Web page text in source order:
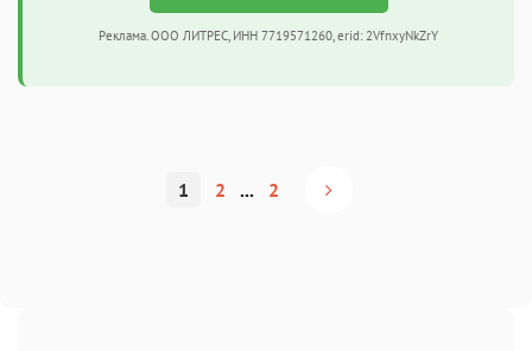
Реклама. ООО ЛИТРЕС, ИНН 7719571260, erid: 2VfnxyNkZrY
1 2 ... 2